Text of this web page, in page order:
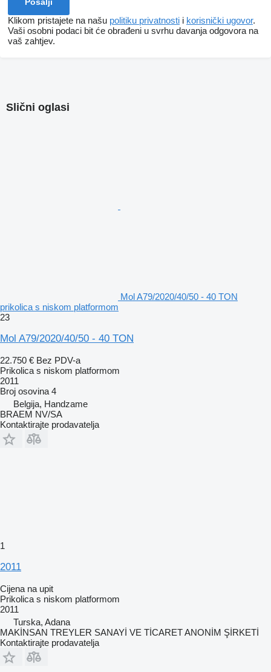
Klikom pristajete na našu politiku privatnosti i korisnički ugovor.
Vaši osobni podaci bit će obrađeni u svrhu davanja odgovora na
vaš zahtjev.
Slični oglasi
Mol A79/2020/40/50 - 40 TON
prikolica s niskom platformom
23
Mol A79/2020/40/50 - 40 TON
22.750 € Bez PDV-a
Prikolica s niskom platformom
2011
Broj osovina 4
Belgija, Handzame
BRAEM NV/SA
Kontaktirajte prodavatelja
1
2011
Cijena na upit
Prikolica s niskom platformom
2011
Turska, Adana
MAKİNSAN TREYLER SANAYİ VE TİCARET ANONİM ŞİRKETİ
Kontaktirajte prodavatelja